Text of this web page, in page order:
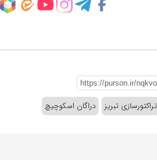
تراکتورسازی تبریز دراگان اسکوچیچ